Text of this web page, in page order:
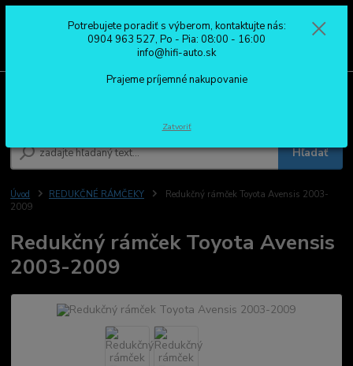
Hľadať
0904 963 527
Po - Pia: 08:00 - 16:00
Úvod REDUKČNÉ RÁMČEKY
Redukčný rámček Toyota Avensis 2003-
2009
Redukčný rámček Toyota Avensis
2003-2009
Potrebujete poradiť s výberom, kontaktujte nás:
0904 963 527, Po - Pia: 08:00 - 16:00
info@hifi-auto.sk
Prajeme príjemné nakupovanie
Zatvoriť